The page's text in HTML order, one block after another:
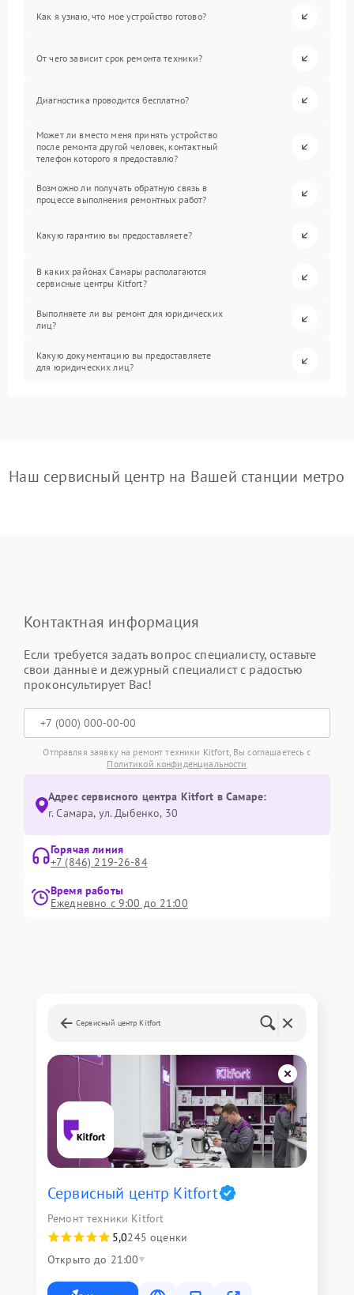
Как я узнаю, что мое устройство готово?
От чего зависит срок ремонта техники?
Диагностика проводится бесплатно?
Может ли вместо меня принять устройство
после ремонта другой человек, контактный
телефон которого я предоставлю?
Возможно ли получать обратную связь в
процессе выполнения ремонтных работ?
Какую гарантию вы предоставляете?
В каких районах Самары располагаются
сервисные центры Kitfort?
Выполняете ли вы ремонт для юридических
лиц?
Какую документацию вы предоставляете
для юридических лиц?
Наш сервисный центр на Вашей станции метро
Контактная информация
Если требуется задать вопрос специалисту, оставьте
свои данные и дежурный специалист с радостью
проконсультирует Вас!
Отправляя заявку на ремонт техники Kitfort, Вы соглашаетесь с
Политикой конфиденциальности
Адрес сервисного центра Kitfort в Самаре:
г. Самара, ул. Дыбенко, 30
Горячая линия
+7 (846) 219-26-84
Время работы
Ежедневно с 9:00 до 21:00
Сервисный центр Kitfort
Сервисный центр Kitfort
Ремонт техники Kitfort
5,0245 оценки
Открыто до 21:00